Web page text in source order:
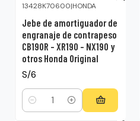
13428K70600|HONDA
Jebe de amortiguador de
engranaje de contrapeso
CB190R – XR190 – NX190 y
otros Honda Original
S/6
Cantidad